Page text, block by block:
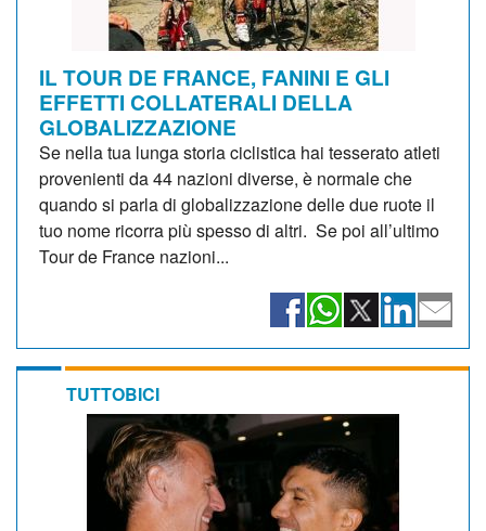
IL TOUR DE FRANCE, FANINI E GLI
EFFETTI COLLATERALI DELLA
GLOBALIZZAZIONE
Se nella tua lunga storia ciclistica hai tesserato atleti
provenienti da 44 nazioni diverse, è normale che
quando si parla di globalizzazione delle due ruote il
tuo nome ricorra più spesso di altri. Se poi all’ultimo
Tour de France nazioni...
TUTTOBICI